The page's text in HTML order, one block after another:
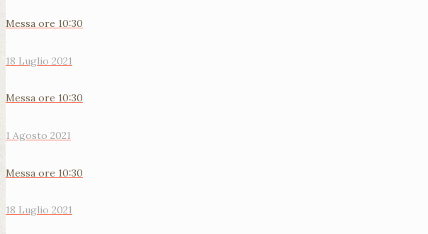
Messa ore 10:30
18 Luglio 2021
Messa ore 10:30
1 Agosto 2021
Messa ore 10:30
18 Luglio 2021